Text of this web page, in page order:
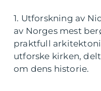
1. Utforskning av
av Norges mest
praktfull
utforske kirken,
om dens historie.